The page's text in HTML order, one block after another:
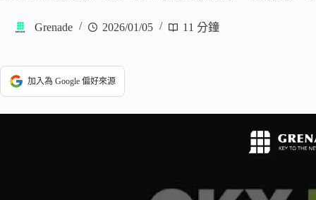
Grenade 2026/01/05 11 分鐘
加入為 Google 偏好來源